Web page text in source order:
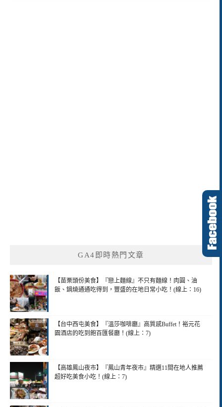
GA4即時熱門文章
【苗栗頭份美食】『戀上麵線』不只有麵線！肉圓、油
飯、鍋燒通通吃得到，豐盛的在地日常小吃！(線上：16)
【台中西屯美食】『溫莎咖啡廳』高質感Buffet！裕元花
園酒店的吃到飽百匯餐廳！(線上：7)
【高雄鳳山夜市】『鳳山青年夜市』精選11間在地人推薦
超好吃美食小吃！(線上：7)